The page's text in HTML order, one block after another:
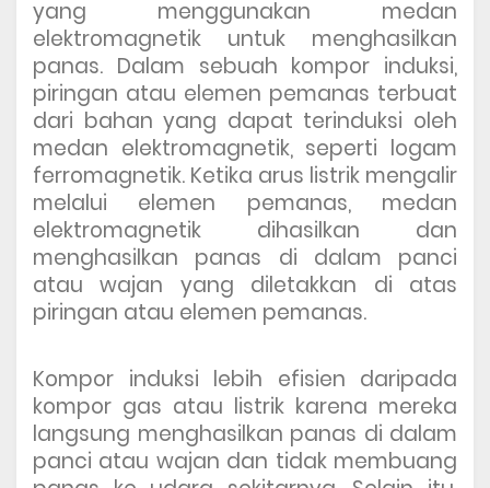
yang menggunakan medan
elektromagnetik untuk menghasilkan
panas. Dalam sebuah kompor induksi,
piringan atau elemen pemanas terbuat
dari bahan yang dapat terinduksi oleh
medan elektromagnetik, seperti logam
ferromagnetik. Ketika arus listrik mengalir
melalui elemen pemanas, medan
elektromagnetik dihasilkan dan
menghasilkan panas di dalam panci
atau wajan yang diletakkan di atas
piringan atau elemen pemanas.
Kompor induksi lebih efisien daripada
kompor gas atau listrik karena mereka
langsung menghasilkan panas di dalam
panci atau wajan dan tidak membuang